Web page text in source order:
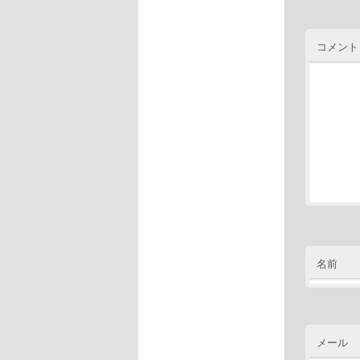
コメント
名前
メール